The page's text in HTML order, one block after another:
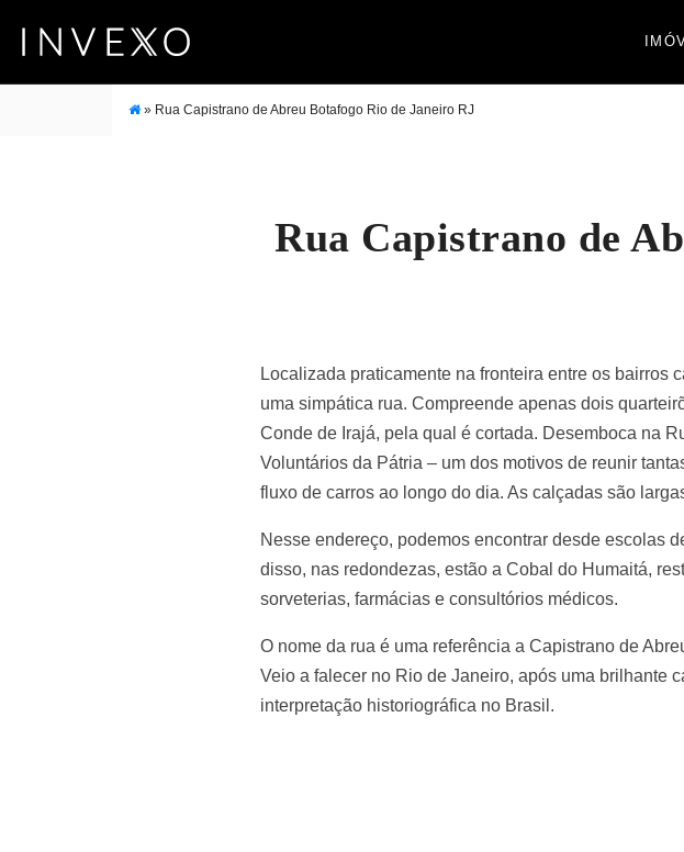
» Rua Capistrano de Abreu Botafogo Rio de Janeiro RJ
Rua Capistrano de
Localizada praticamente na fronteira entre os bairros
uma simpática rua. Compreende apenas dois
Conde de Irajá, pela qual é cortada. Desemboca na
Voluntários da Pátria – um dos motivos de reunir
fluxo de carros ao longo do dia. As calçadas são
Nesse endereço, podemos encontrar desde escolas
disso, nas redondezas, estão a Cobal do Humaitá,
sorveterias, farmácias e consultórios médicos.
O nome da rua é uma referência a Capistrano de
Veio a falecer no Rio de Janeiro, após uma brilhante
interpretação historiográfica no Brasil.